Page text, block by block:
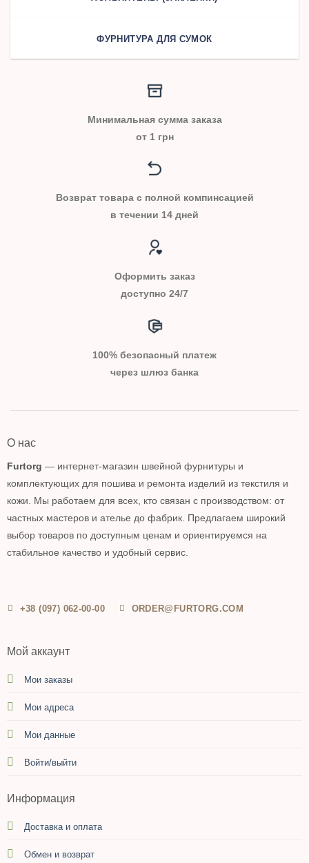
ФУРНИТУРА ДЛЯ СУМОК
Минимальная сумма заказа
от 1 грн
Возврат товара с полной компинсацией
в течении 14 дней
Оформить заказ
доступно 24/7
100% безопасный платеж
через шлюз банка
О нас
Furtorg — интернет-магазин швейной фурнитуры и
комплектующих для пошива и ремонта изделий из текстиля и
кожи. Мы работаем для всех, кто связан с производством: от
частных мастеров и ателье до фабрик. Предлагаем широкий
выбор товаров по доступным ценам и ориентируемся на
стабильное качество и удобный сервис.
+38 (097) 062-00-00 ORDER@FURTORG.COM
Мой аккаунт
Мои заказы
Мои адреса
Мои данные
Войти/выйти
Информация
Доставка и оплата
Обмен и возврат